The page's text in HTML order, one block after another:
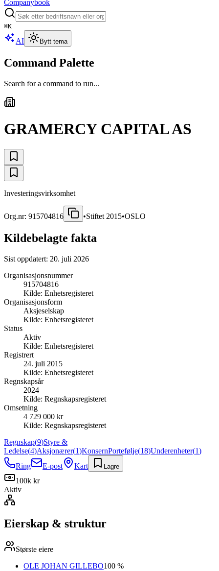
Companybook
⌘K
AI Bytt tema
Command Palette
Search for a command to run...
GRAMERCY CAPITAL AS
Investeringsvirksomhet
Org.nr: 915704816 •Stiftet 2015•OSLO
Kildebelagte fakta
Sist oppdatert: 20. juli 2026
Organisasjonsnummer
915704816
Kilde: Enhetsregisteret
Organisasjonsform
Aksjeselskap
Kilde: Enhetsregisteret
Status
Aktiv
Kilde: Enhetsregisteret
Registrert
24. juli 2015
Kilde: Enhetsregisteret
Regnskapsår
2024
Kilde: Regnskapsregisteret
Omsetning
4 729 000 kr
Kilde: Regnskapsregisteret
Regnskap(9)Styre &
Ledelse(4)Aksjonærer(1)KonsernPortefølje(18)Underenheter(1)
Ring
E-post Kart Lagre
100k kr
Aktiv
Eierskap & struktur
Største eiere
OLE JOHAN GILLEBO100 %